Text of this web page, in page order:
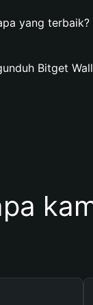
yang terbaik?
Bitget